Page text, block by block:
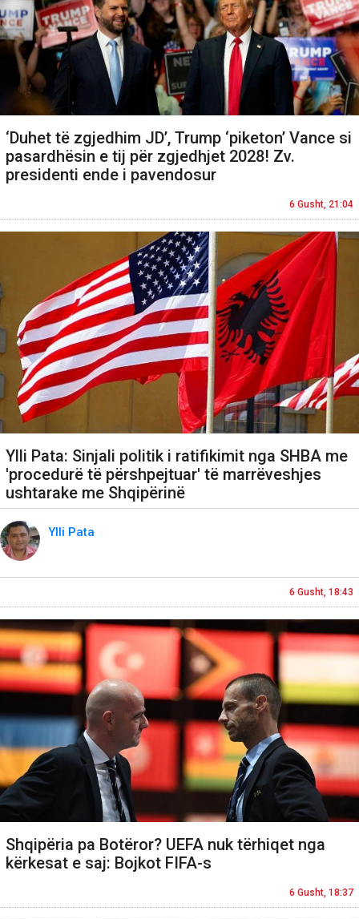
‘Duhet të zgjedhim JD’, Trump ‘piketon’ Vance si
pasardhësin e tij për zgjedhjet 2028! Zv.
presidenti ende i pavendosur
6 Gusht, 21:04
Ylli Pata: Sinjali politik i ratifikimit nga SHBA me
'procedurë të përshpejtuar' të marrëveshjes
ushtarake me Shqipërinë
Ylli Pata
6 Gusht, 18:43
Shqipëria pa Botëror? UEFA nuk tërhiqet nga
kërkesat e saj: Bojkot FIFA-s
6 Gusht, 18:37